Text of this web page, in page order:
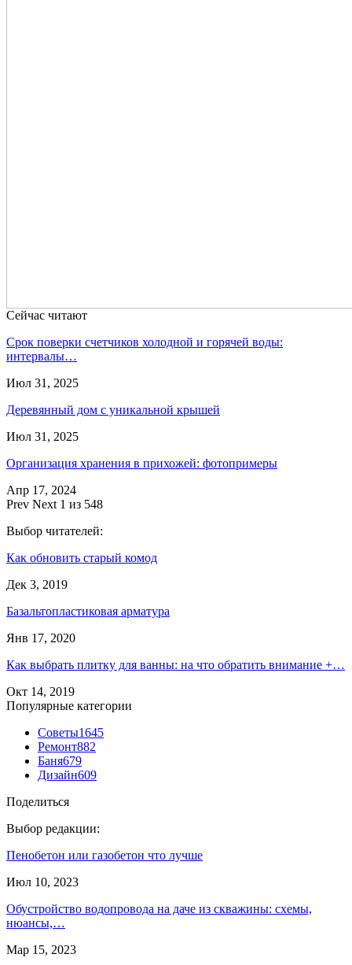
Сейчас читают
Срок поверки счетчиков холодной и горячей воды:
интервалы…
Июл 31, 2025
Деревянный дом с уникальной крышей
Июл 31, 2025
Организация хранения в прихожей: фотопримеры
Апр 17, 2024
Prev Next 1 из 548
Выбор читателей:
Как обновить старый комод
Дек 3, 2019
Базальтопластиковая арматура
Янв 17, 2020
Как выбрать плитку для ванны: на что обратить внимание +…
Окт 14, 2019
Популярные категории
Советы1645
Ремонт882
Баня679
Дизайн609
Поделиться
Выбор редакции:
Пенобетон или газобетон что лучше
Июл 10, 2023
Обустройство водопровода на даче из скважины: схемы,
нюансы,…
Мар 15, 2023